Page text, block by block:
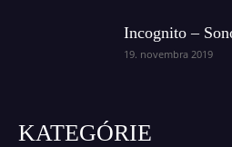
Incognito –
19. novembra 2019
KATEGÓRIE